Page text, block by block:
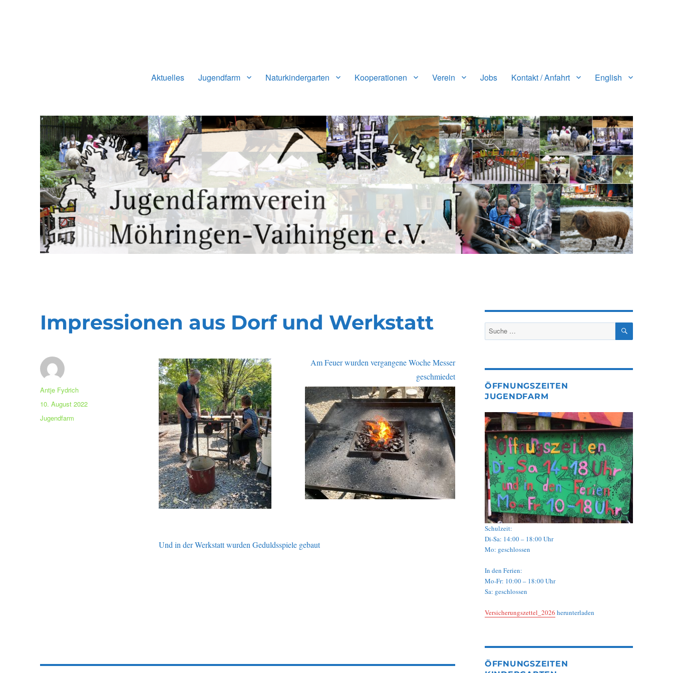
Aktuelles Jugendfarm Naturkindergarten Kooperationen Verein Jobs Kontakt / Anfahrt English
Impressionen aus Dorf und Werkstatt
Am Feuer wurden vergangene Woche Messer
geschmiedet
Und in der Werkstatt wurden Geduldsspiele gebaut
Autor
Antje Fydrich
Veröffentlicht
am
10. August 2022
Kategorien
Jugendfarm
Suche
nach:
SUCHEN
ÖFFNUNGSZEITEN
JUGENDFARM
Schulzeit:
Di-Sa: 14:00 – 18:00 Uhr
Mo: geschlossen
In den Ferien:
Mo-Fr: 10:00 – 18:00 Uhr
Sa: geschlossen
Versicherungszettel_2026 herunterladen
ÖFFNUNGSZEITEN